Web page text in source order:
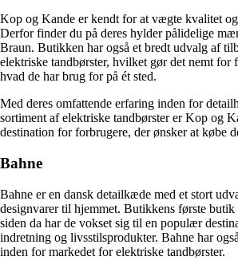
Kop og Kande er kendt for at vægte kvalitet
Derfor finder du på deres hylder pålidelige
Braun. Butikken har også et bredt udvalg af
elektriske tandbørster, hvilket gør det nemt for
hvad de har brug for på ét sted.
Med deres omfattende erfaring inden for
sortiment af elektriske tandbørster er Kop og
destination for forbrugere, der ønsker at købe
Bahne
Bahne er en dansk detailkæde med et stort
designvarer til hjemmet. Butikkens første
siden da har de vokset sig til en populær
indretning og livsstilsprodukter. Bahne har
inden for markedet for elektriske tandbørster.